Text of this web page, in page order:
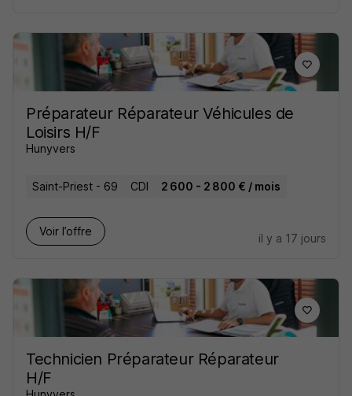
Préparateur Réparateur Véhicules de
Loisirs H/F
Hunyvers
Saint-Priest - 69 CDI 2 600 - 2 800 € / mois
Voir l’offre
il y a 17 jours
Technicien Préparateur Réparateur
H/F